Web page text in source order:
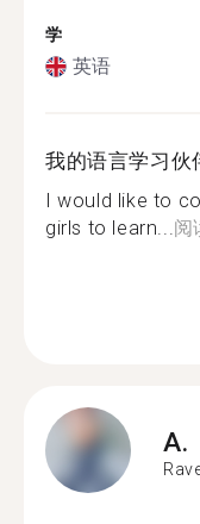
学
英语
我的语言学习伙
I would like to
girls to learn...阅
A.